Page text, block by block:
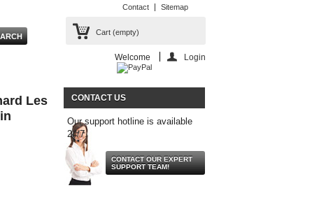
Contact Sitemap
Cart (empty)
Welcome
Login
Les
CONTACT US
Our support hotline is available
24/7.
CONTACT OUR EXPERT
SUPPORT TEAM!